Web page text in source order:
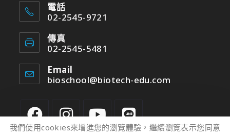
電話
02-2545-9721
傳真
02-2545-5481
Email
bioschool@biotech-edu.com
我們使用cookies來增進您的瀏覽體驗，繼續瀏覽表示您同意